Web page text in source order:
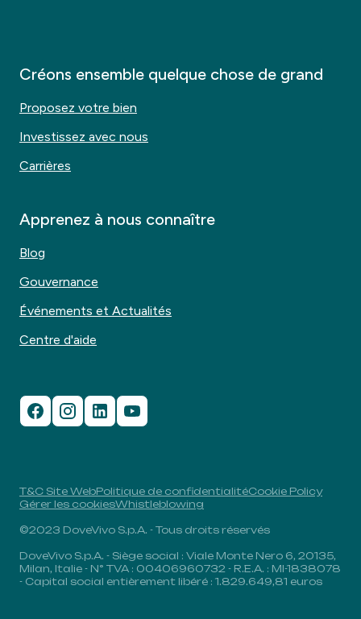
Créons ensemble quelque chose de grand
Proposez votre bien
Investissez avec nous
Carrières
Apprenez à nous connaître
Blog
Gouvernance
Événements et Actualités
Centre d'aide
T&C Site WebPolitique de confidentialitéCookie Policy
Gérer les cookiesWhistleblowing
©2023 DoveVivo S.p.A. - Tous droits réservés
DoveVivo S.p.A. - Siège social : Viale Monte Nero 6, 20135,
Milan, Italie - N° TVA : 00406960732 - R.E.A. : MI-1838078
- Capital social entièrement libéré : 1.829.649,81 euros